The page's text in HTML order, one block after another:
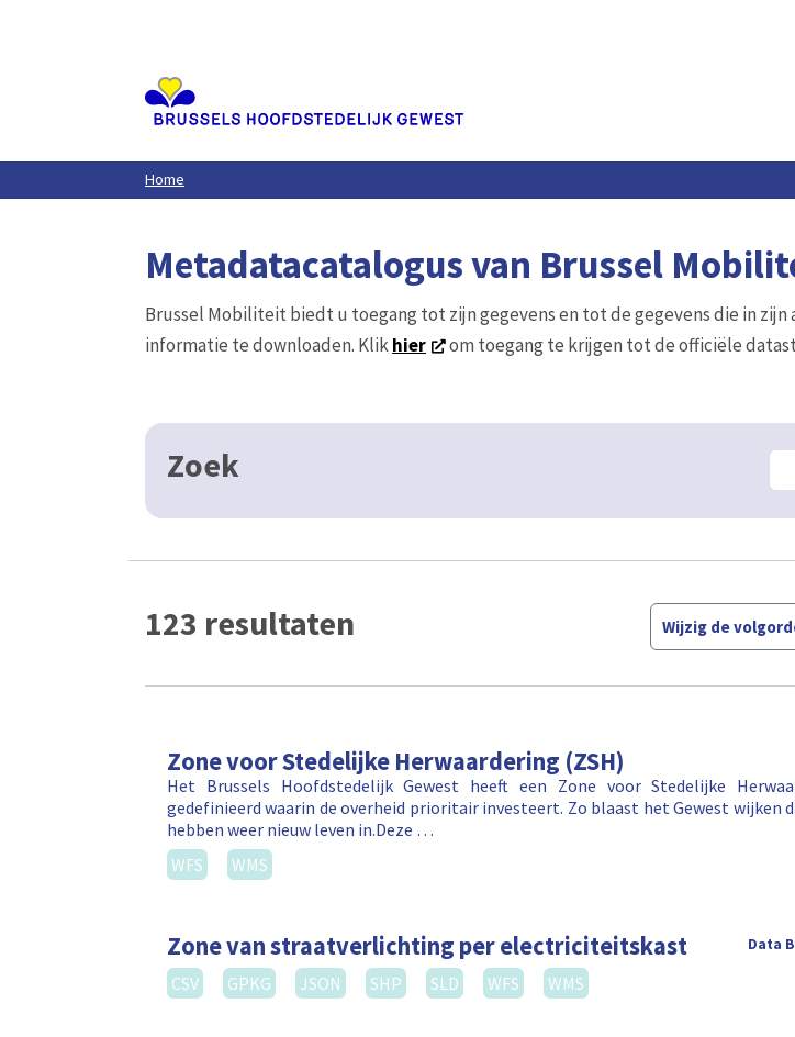
Home
Metadatacatalogus van Brussel
Brussel Mobiliteit biedt u toegang tot zijn gegevens en tot de gegevens die in
informatie te downloaden. Klikhier om toegang te krijgen tot de officiële
Zoek
123 resultaten Wijzig de
Zone voor Stedelijke Herwaardering (ZSH)
Het Brussels Hoofdstedelijk Gewest heeft een Zone voor Stedelijke
gedefinieerd waarin de overheid prioritair investeert. Zo blaast het Gewest wijken
hebben weer nieuw leven in.Deze …
WFS
WMS
Zone van straatverlichting per electriciteitskast Data
CSV GPKG JSON SHP SLD WFS WMS